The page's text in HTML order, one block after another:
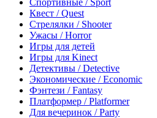
Спортивные / Sport
Квест / Quest
Стрелялки / Shooter
Ужасы / Horror
Игры для детей
Игры для Kinect
Детективы / Detective
Экономические / Economic
Фэнтези / Fantasy
Платформер / Platformer
Для вечеринок / Party